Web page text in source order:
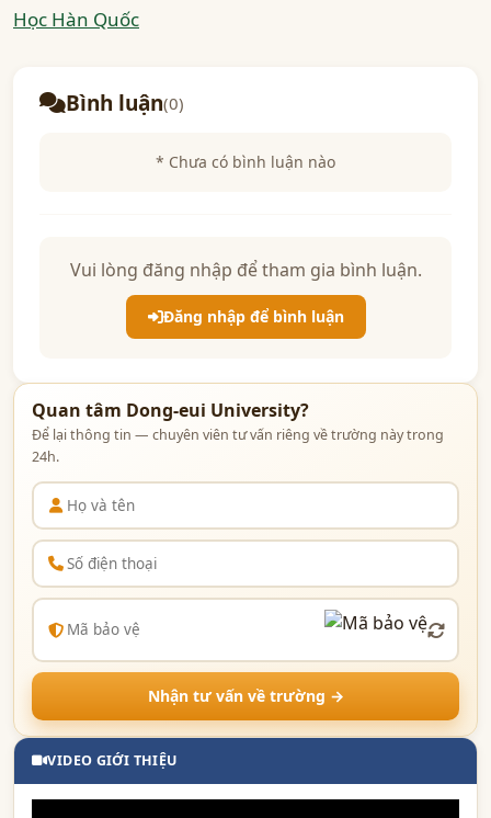
Học Hàn Quốc
Bình luận(0)
* Chưa có bình luận nào
Vui lòng đăng nhập để tham gia bình luận.
Đăng nhập để bình luận
Quan tâm Dong-eui University?
Để lại thông tin — chuyên viên tư vấn riêng về trường này trong
24h.
Nhận tư vấn về trường →
VIDEO GIỚI THIỆU